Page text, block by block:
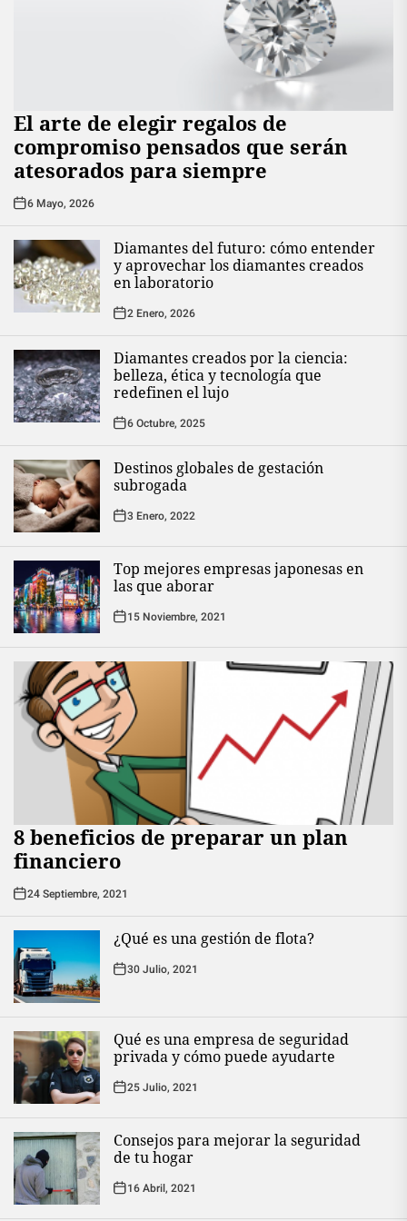
El arte de elegir regalos de
compromiso pensados que serán
atesorados para siempre
6 Mayo, 2026
Diamantes del futuro: cómo entender
y aprovechar los diamantes creados
en laboratorio
2 Enero, 2026
Diamantes creados por la ciencia:
belleza, ética y tecnología que
redefinen el lujo
6 Octubre, 2025
Destinos globales de gestación
subrogada
3 Enero, 2022
Top mejores empresas japonesas en
las que aborar
15 Noviembre, 2021
8 beneficios de preparar un plan
financiero
24 Septiembre, 2021
¿Qué es una gestión de flota?
30 Julio, 2021
Qué es una empresa de seguridad
privada y cómo puede ayudarte
25 Julio, 2021
Consejos para mejorar la seguridad
de tu hogar
16 Abril, 2021